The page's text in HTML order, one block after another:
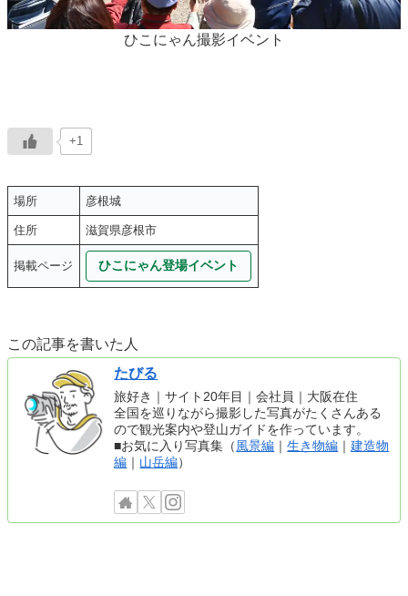
ひこにゃん撮影イベント
+1
場所 彦根城
住所 滋賀県彦根市
掲載ページ ひこにゃん登場イベント
この記事を書いた人
たびる
旅好き｜サイト20年目｜会社員｜大阪在住
全国を巡りながら撮影した写真がたくさんある
ので観光案内や登山ガイドを作っています。
■お気に入り写真集（風景編 ｜生き物編 ｜建造物
編 ｜ 山岳編）